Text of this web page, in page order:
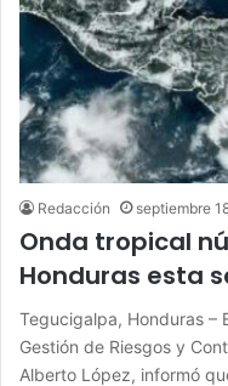
Redacción septiembre
Onda tropical
Honduras esta
Tegucigalpa, Honduras –
Gestión de Riesgos y
Alberto López, informó